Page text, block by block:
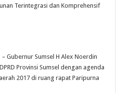
Terintegrasi dan Komprehensif
– Gubernur Sumsel H Alex Noerdin
Provinsi Sumsel dengan agenda
2017 di ruang rapat Paripurna